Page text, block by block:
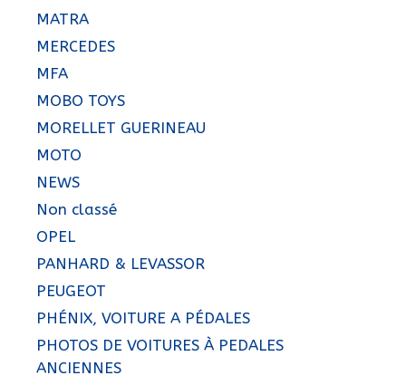
MATRA
MERCEDES
MFA
MOBO TOYS
MORELLET GUERINEAU
MOTO
NEWS
Non classé
OPEL
PANHARD & LEVASSOR
PEUGEOT
PHÉNIX, VOITURE A PÉDALES
PHOTOS DE VOITURES À PEDALES
ANCIENNES